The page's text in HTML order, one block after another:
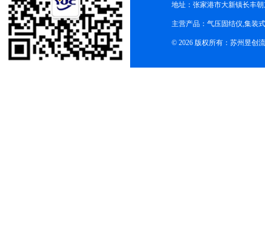
地址：张家港市大新镇长丰
主营产品：气压固结仪,集装
© 2026 版权所有：苏州昱创